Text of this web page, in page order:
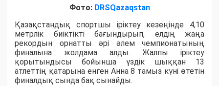
Фото: DRSQazaqstan
Қазақстандық спортшы іріктеу кезеңінде 4,10
метрлік биіктікті бағындырып, елдің жаңа
рекордын орнатты әрі әлем чемпионатының
финалына жолдама алды. Жалпы іріктеу
қорытындысы бойынша үздік шыққан 13
атлеттің қатарына енген Анна 8 тамыз күні өтетін
финалдық сында бақ сынайды.